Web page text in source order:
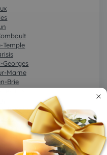
Temple
Georges
Marne
Brie
les-Lys
Yonne
Ville